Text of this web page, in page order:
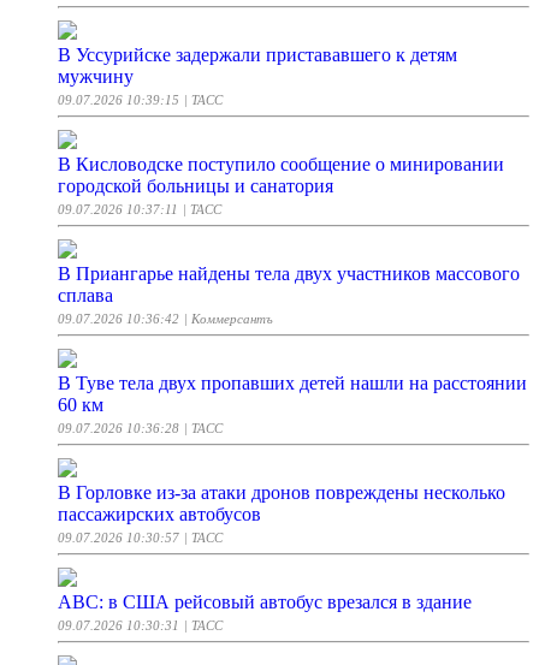
В Уссурийске задержали пристававшего к детям
мужчину
09.07.2026 10:39:15 | ТАСС
В Кисловодске поступило сообщение о минировании
городской больницы и санатория
09.07.2026 10:37:11 | ТАСС
В Приангарье найдены тела двух участников массового
сплава
09.07.2026 10:36:42 | Коммерсантъ
В Туве тела двух пропавших детей нашли на расстоянии
60 км
09.07.2026 10:36:28 | ТАСС
В Горловке из-за атаки дронов повреждены несколько
пассажирских автобусов
09.07.2026 10:30:57 | ТАСС
АВС: в США рейсовый автобус врезался в здание
09.07.2026 10:30:31 | ТАСС